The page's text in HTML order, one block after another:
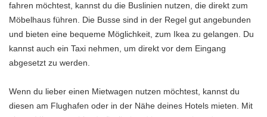
fahren möchtest, kannst du die Buslinien nutzen, die direkt zum
Möbelhaus führen. Die Busse sind in der Regel gut angebunden
und bieten eine bequeme Möglichkeit, zum Ikea zu gelangen. Du
kannst auch ein Taxi nehmen, um direkt vor dem Eingang
abgesetzt zu werden.
Wenn du lieber einen Mietwagen nutzen möchtest, kannst du
diesen am Flughafen oder in der Nähe deines Hotels mieten. Mit